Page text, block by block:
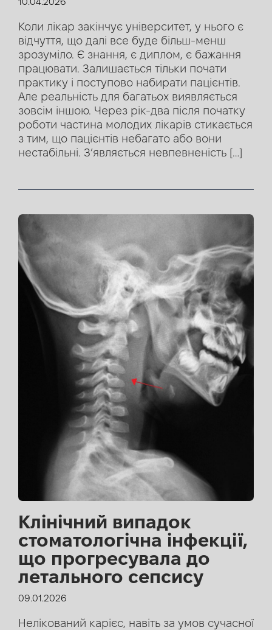
Коли лікар закінчує університет, у нього є
відчуття, що далі все буде більш-менш
зрозуміло. Є знання, є диплом, є бажання
працювати. Залишається тільки почати
практику і поступово набирати пацієнтів.
Але реальність для багатьох виявляється
зовсім іншою. Через рік-два після початку
роботи частина молодих лікарів стикається
з тим, що пацієнтів небагато або вони
нестабільні. З’являється невпевненість […]
Клінічний випадок
стоматологічна інфекції,
що прогресувала до
летального сепсису
09.01.2026
Нелікований карієс, навіть за умов сучасної